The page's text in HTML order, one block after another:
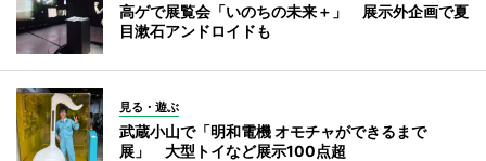
高ゲで展覧会「いのちの未来＋」 展示外企画で夏
目漱石アンドロイドも
見る・遊ぶ
武蔵小山で「明和電機 オモチャができるまで
展」 大型トイなど展示100点超